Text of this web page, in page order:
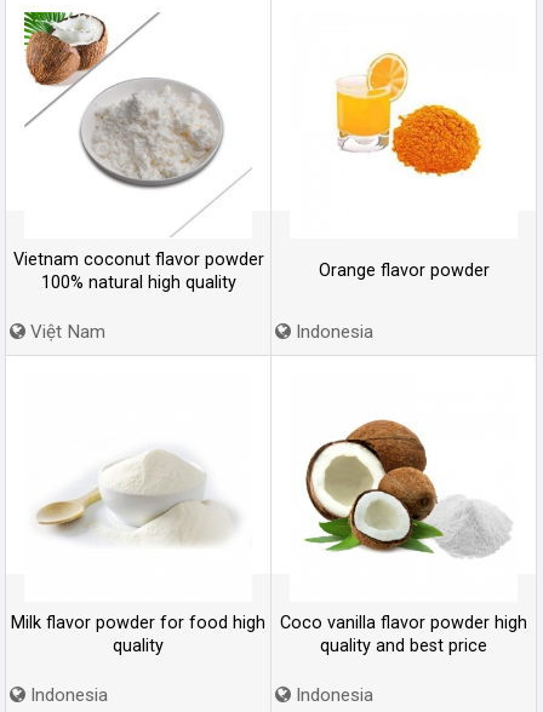
Vietnam coconut flavor powder
100% natural high quality
Việt Nam
Orange flavor powder
Indonesia
Milk flavor powder for food high
quality
Indonesia
Coco vanilla flavor powder high
quality and best price
Indonesia